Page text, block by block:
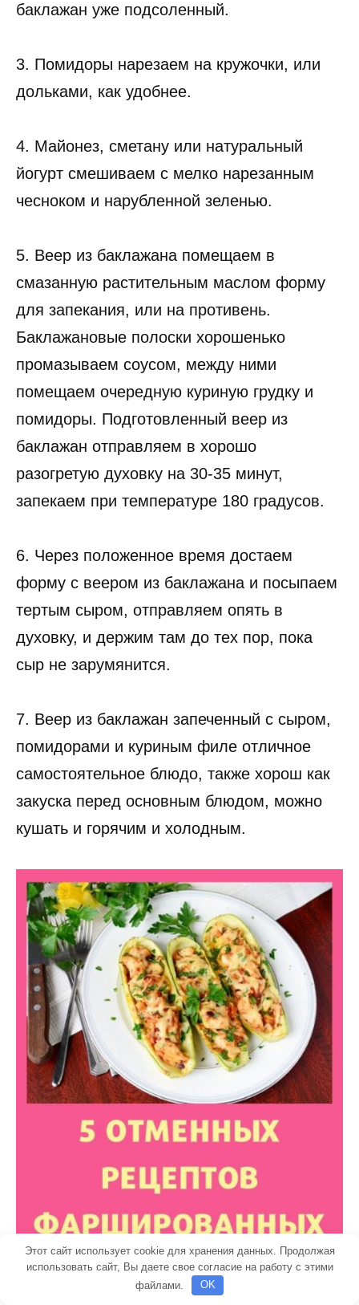
баклажан уже подсоленный.
3. Помидоры нарезаем на кружочки, или
дольками, как удобнее.
4. Майонез, сметану или натуральный
йогурт смешиваем с мелко нарезанным
чесноком и нарубленной зеленью.
5. Веер из баклажана помещаем в
смазанную растительным маслом форму
для запекания, или на противень.
Баклажановые полоски хорошенько
промазываем соусом, между ними
помещаем очередную куриную грудку и
помидоры. Подготовленный веер из
баклажан отправляем в хорошо
разогретую духовку на 30-35 минут,
запекаем при температуре 180 градусов.
6. Через положенное время достаем
форму с веером из баклажана и посыпаем
тертым сыром, отправляем опять в
духовку, и держим там до тех пор, пока
сыр не зарумянится.
7. Веер из баклажан запеченный с сыром,
помидорами и куриным филе отличное
самостоятельное блюдо, также хорош как
закуска перед основным блюдом, можно
кушать и горячим и холодным.
Этот сайт использует cookie для хранения данных. Продолжая
использовать сайт, Вы даете свое согласие на работу с этими
файлами.
OK